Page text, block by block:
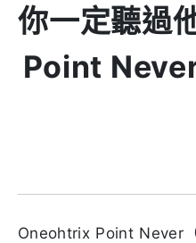
你一定聽過
Point
Oneohtrix Point Never